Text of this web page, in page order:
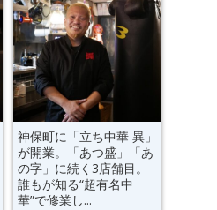
神保町に「立ち中華 異」
が開業。「あつ盛」「あ
の字」に続く3店舗目。
誰もが知る“超有名中
華”で修業し...